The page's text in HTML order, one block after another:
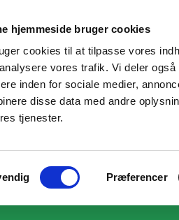
hjemmeside bruger cookies
cookies til at tilpasse vores
vores trafik. Vi deler
inden for sociale medier,
disse data med andre
tjenester.
Præferencer
for